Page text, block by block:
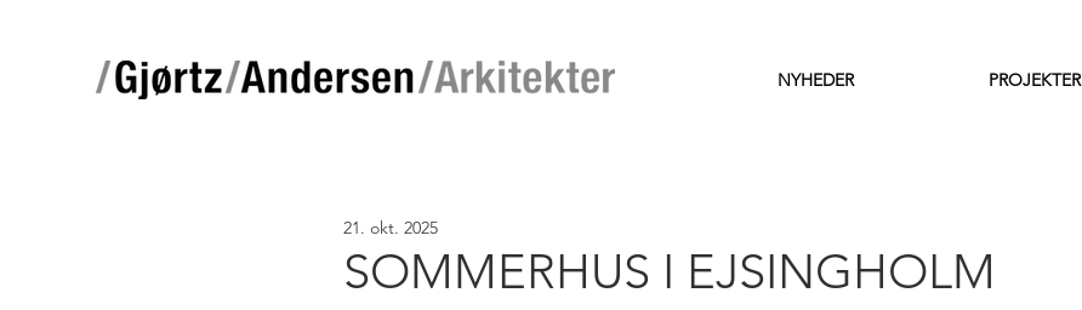
NYHEDER PROJEKTER
SOMMERHUS I EJSINGHOLM
21. okt. 2025